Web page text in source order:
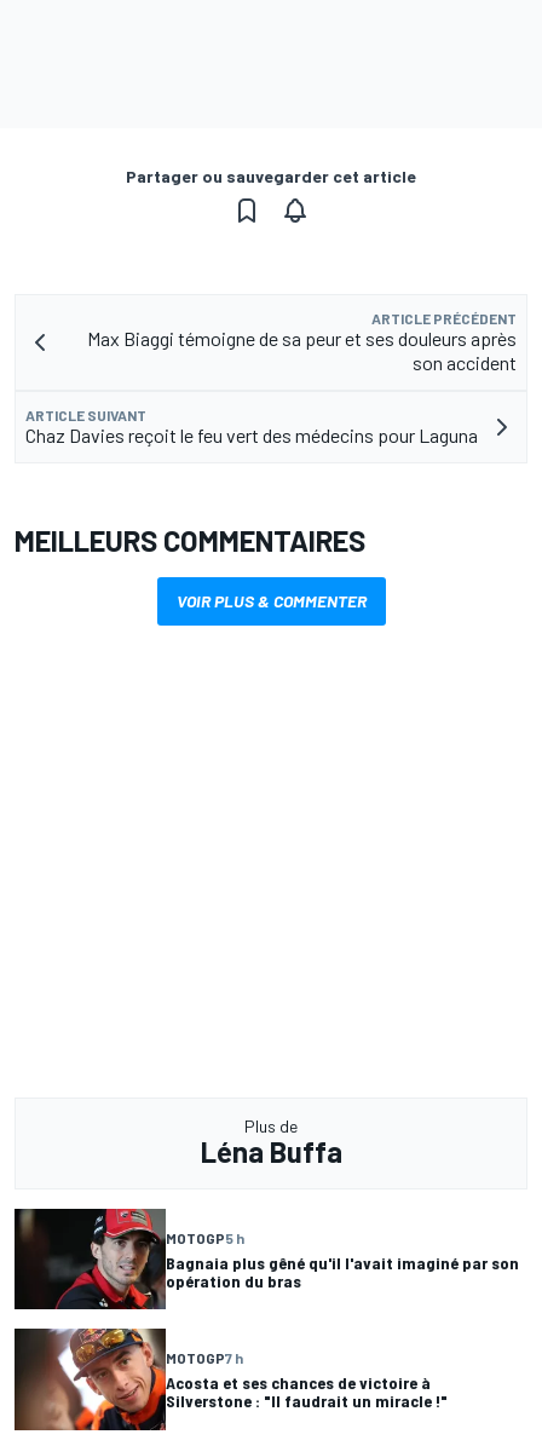
Partager ou sauvegarder cet article
ARTICLE PRÉCÉDENT
Max Biaggi témoigne de sa peur et ses douleurs après
son accident
ARTICLE SUIVANT
Chaz Davies reçoit le feu vert des médecins pour Laguna
MEILLEURS COMMENTAIRES
VOIR PLUS & COMMENTER
Plus de
Léna Buffa
MOTOGP5 h
Bagnaia plus gêné qu'il l'avait imaginé par son
opération du bras
MOTOGP7 h
Acosta et ses chances de victoire à
Silverstone : "Il faudrait un miracle !"